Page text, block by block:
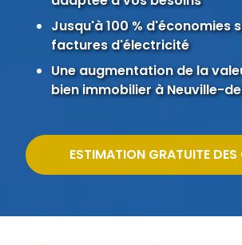
Jusqu'à 100 % d'économies
factures d'électricité
Une augmentation de la
bien immobilier à Neuville-
ESTIMATION GRATUITE